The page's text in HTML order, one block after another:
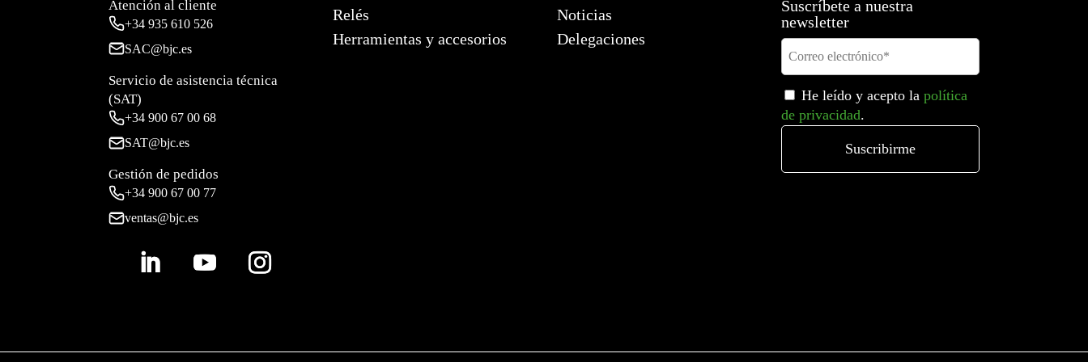
Atención al cliente
+34935 610 526
SAC@bjc.es
Servicio de asistencia técnica
(SAT)
+34900 67 00 68
SAT@bjc.es
Gestión de pedidos
+34 900 67 00 77
ventas@bjc.es
Relés
Herramientas y accesorios
Noticias
Delegaciones
Suscríbete a nuestra
newsletter
He leído y acepto la política
de privacidad.